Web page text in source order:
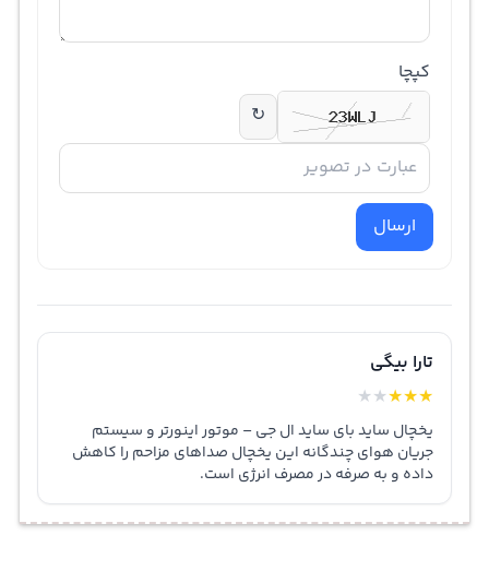
کپچا
↻
ارسال
تارا بیگی
★
★
★
★
★
یخچال ساید بای ساید ال جی – موتور اینورتر و سیستم
جریان هوای چندگانه این یخچال صداهای مزاحم را کاهش
داده و به صرفه در مصرف انرژی است.